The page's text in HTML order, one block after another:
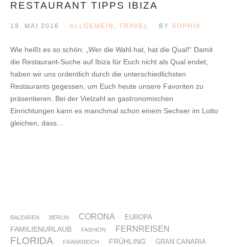
RESTAURANT TIPPS IBIZA
19. MAI 2016 ALLGEMEIN TRAVEL BY SOPHIA
Wie heißt es so schön: „Wer die Wahl hat, hat die Qual!“ Damit
die Restaurant-Suche auf Ibiza für Euch nicht als Qual endet,
haben wir uns ordentlich durch die unterschiedlichsten
Restaurants gegessen, um Euch heute unsere Favoriten zu
präsentieren. Bei der Vielzahl an gastronomischen
Einrichtungen kann es manchmal schon einem Sechser im Lotto
gleichen, dass...
BALEAREN BERLIN CORONA EUROPA
FAMILIENURLAUB FASHION FERNREISEN
FLORIDA FRANKREICH FRÜHLING GRAN CANARIA